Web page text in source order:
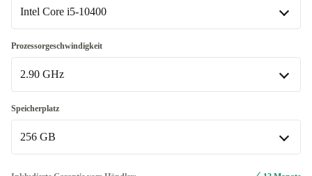
In anderen Kombinationen verfügbar
DVD-ROM
Intel Core i5-10400
Intel Core i5-10400
In anderen Kombinationen verfügbar
Intel Core i5-10500
Prozessorgeschwindigkeit
2.90 GHz
2.90 GHz
In anderen Kombinationen verfügbar
3.10 GHz
Speicherplatz
256 GB